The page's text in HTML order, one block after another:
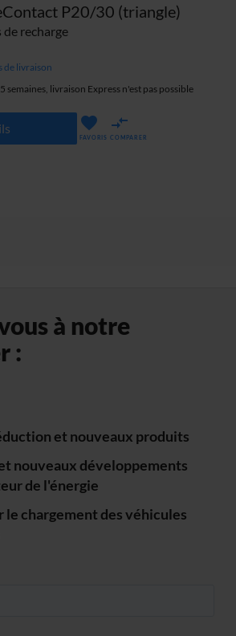
P20/30 (triangle)
recharge
de livraison
semaines, livraison Express n'est pas possible
FAVORIS COMPARER
à notre
:
et nouveaux produits
nouveaux développements
de l'énergie
le chargement des véhicules